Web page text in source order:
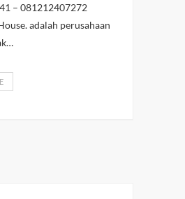
– 081212407272
adalah perusahaan